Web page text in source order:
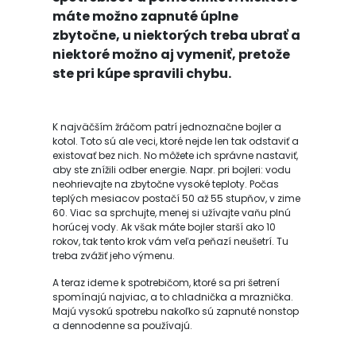
máte možno zapnuté úplne
zbytočne, u niektorých treba ubrať a
niektoré možno aj vymeniť, pretože
ste pri kúpe spravili chybu.
K najväčším žráčom patrí jednoznačne bojler a
kotol. Toto sú ale veci, ktoré nejde len tak odstaviť a
existovať bez nich. No môžete ich správne nastaviť,
aby ste znížili odber energie. Napr. pri bojleri: vodu
neohrievajte na zbytočne vysoké teploty. Počas
teplých mesiacov postačí 50 až 55 stupňov, v zime
60. Viac sa sprchujte, menej si užívajte vaňu plnú
horúcej vody. Ak však máte bojler starší ako 10
rokov, tak tento krok vám veľa peňazí neušetrí. Tu
treba zvážiť jeho výmenu.
A teraz ideme k spotrebičom, ktoré sa pri šetrení
spomínajú najviac, a to chladnička a mraznička.
Majú vysokú spotrebu nakoľko sú zapnuté nonstop
a dennodenne sa používajú.